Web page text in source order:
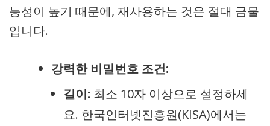
능성이 높기 때문에, 재사용하는 것은 절대 금물
입니다.
강력한 비밀번호 조건:
길이: 최소 10자 이상으로 설정하세
요. 한국인터넷진흥원(KISA)에서는